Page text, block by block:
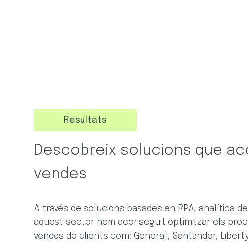
Resultats
Descobreix solucions que
vendes
A través de solucions basades en RPA, analítica
aquest sector hem aconseguit optimitzar els
vendes de clients com: Generali, Santander,